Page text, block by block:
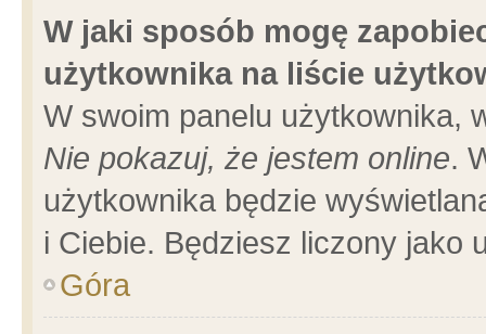
W jaki sposób mogę
użytkownika na liście
W swoim panelu użytkownika,
Nie pokazuj, że jestem online.
użytkownika będzie
i Ciebie. Będziesz liczony jako
Góra